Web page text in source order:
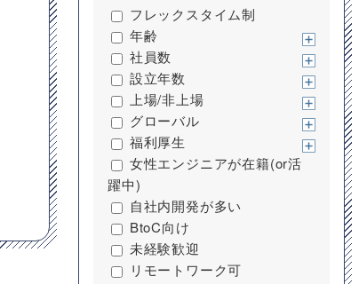
フレックスタイム制
年齢
社員数
設立年数
上場/非上場
グローバル
福利厚生
女性エンジニアが在籍(or活
躍中)
自社内開発が多い
BtoC向け
未経験歓迎
リモートワーク可